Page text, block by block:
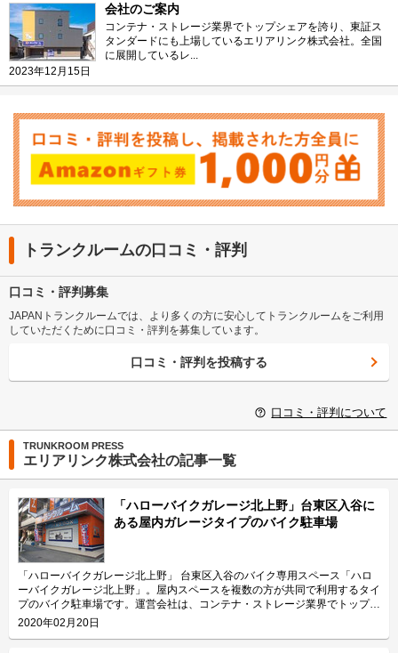
2023年12月15日
会社のご案内
コンテナ・ストレージ業界でトップシェアを誇り、東証ス
タンダードにも上場しているエリアリンク株式会社。全国
に展開しているレ...
トランクルームの口コミ・評判
口コミ・評判募集
JAPANトランクルームでは、より多くの方に安心してトランクルームをご利用
していただくために口コミ・評判を募集しています。
口コミ・評判を投稿する
口コミ・評判について
TRUNKROOM PRESS
エリアリンク株式会社の記事一覧
「ハローバイクガレージ北上野」台東区入谷に
ある屋内ガレージタイプのバイク駐車場
「ハローバイクガレージ北上野」 台東区入谷のバイク専用スペース「ハロ
ーバイクガレージ北上野」。屋内スペースを複数の方が共同で利用するタイ
プのバイク駐車場です。運営会社は、コンテナ・ストレージ業界でトップレ
ベルのシェアを誇り、東証マザーズにも上場しているエリアリンク株式会
社。 今回は、エリアリンク株式会社が運営している「ハローバイクガレー
2020年02月20日